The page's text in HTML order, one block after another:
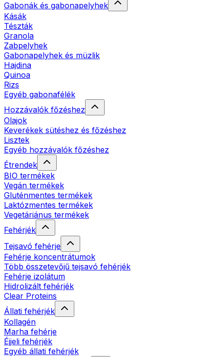
Gabonák és gabonapelyhek
Kásák
Tészták
Granola
Zabpelyhek
Gabonapelyhek és müzlik
Hajdina
Quinoa
Rizs
Egyéb gabonafélék
Hozzávalók főzéshez
Olajok
Keverékek sütéshez és főzéshez
Lisztek
Egyéb hozzávalók főzéshez
Étrendek
BIO termékek
Vegán termékek
Gluténmentes termékek
Laktózmentes termékek
Vegetáriánus termékek
Fehérjék
Tejsavó fehérje
Fehérje koncentrátumok
Több összetevőjű tejsavó fehérjék
Fehérje izolátum
Hidrolizált fehérjék
Clear Proteins
Állati fehérjék
Kollagén
Marha fehérje
Éjjeli fehérjék
Egyéb állati fehérjék